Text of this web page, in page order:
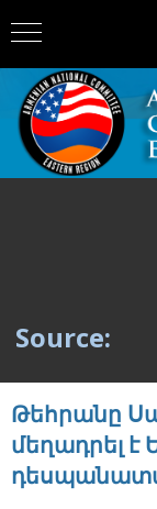
Source:
Թեհրանը
մեղադրել է